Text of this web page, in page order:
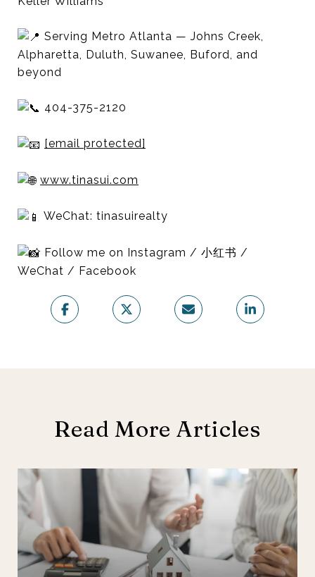
Serving Metro Atlanta — Johns Creek,
Alpharetta, Duluth, Suwanee, Buford, and
beyond
404-375-2120
[email protected]
www.tinasui.com
WeChat: tinasuirealty
Follow me on Instagram / 小红书 /
WeChat / Facebook
Read More Articles